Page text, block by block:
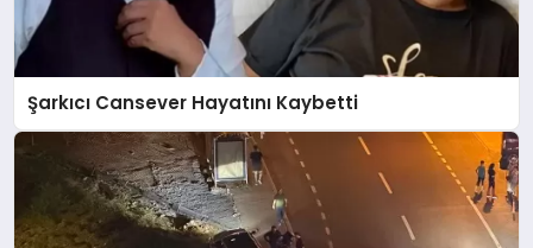
Şarkıcı Cansever Hayatını Kaybetti